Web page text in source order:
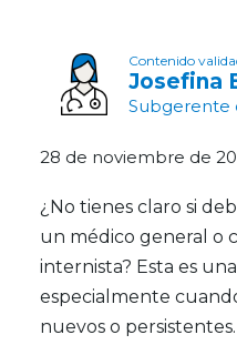
Contenido
Josefina
Subgerente
28 de noviembre de
¿No tienes claro si
un médico general o
internista? Esta es
especialmente
nuevos o